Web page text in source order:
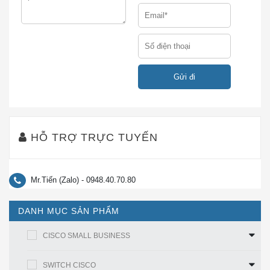
cực được cho là có độ lợi 2,14 dBi (so với ăng-ten
đẳng hướng).
Một số ăng-ten được đánh giá so với ăng-ten lưỡng
cực. Điều này được biểu thị bằng hậu tố dBd, viết tắt
của decibel trên một ăng-ten lưỡng cực. Do đó, anten
lưỡng cực có độ lợi là 0 dBd (= 2,14 dBi).
cực có mức tăng 2,2 dBi. Con số thực tế là 2,14 dBi,
nhưng nó thường được làm tròn.
Các loại ăng-ten
Cisco cung cấp một số kiểu ăng-ten khác nhau để sử
dụng với các điểm truy cập và cầu nối ở cả hai sản
phẩm 2,4 GHz và 5 GHz. Mọi ăng-ten được chào bán
năng phủ sóng khác nhau. Khi độ lợi của một ăng-ten
HỖ TRỢ TRỰC TUYẾN
Mr.Tiến (Zalo) - 0948.40.70.80
DANH MỤC SẢN PHẨM
CISCO SMALL BUSINESS
SWITCH CISCO